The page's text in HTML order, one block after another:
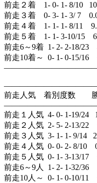
前走２着 1- 0- 1- 8/10
前走３着 0- 3- 1- 3/ 7
前走４着 1- 1- 1- 8/11
前走５着 1- 1- 3-10/15
前走6～9着 1- 2- 2-18/23
前走10着～ 0- 1- 0-15/
前走人気 着別度数 勝
前走１人気 4- 0- 1-19/24
前走２人気 2- 5- 2-13/22
前走３人気 3- 1- 1- 9/14
前走４人気 0- 0- 2- 8/10
前走５人気 0- 1- 3-13/17
前走6～9人 1- 2- 1-32/36
前走10人～ 0- 1- 0-10/